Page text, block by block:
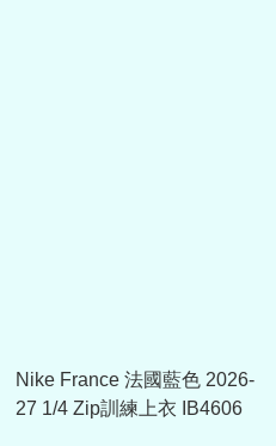
Nike France 法國藍色 2026-
27 1/4 Zip訓練上衣 IB4606